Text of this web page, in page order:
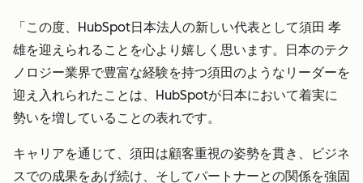
「この度、HubSpot日本法人の新しい代表として須田 孝
雄を迎えられることを心より嬉しく思います。日本のテク
ノロジー業界で豊富な経験を持つ須田のようなリーダーを
迎え入れられたことは、HubSpotが日本において着実に
勢いを増していることの表れです。
キャリアを通じて、須田は顧客重視の姿勢を貫き、ビジネ
スでの成果をあげ続け、そしてパートナーとの関係を強固